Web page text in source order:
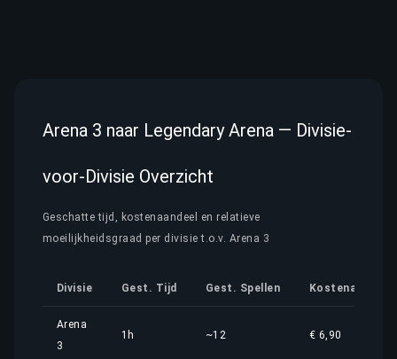
Arena 3 naar Legendary Arena — Divisie-
voor-Divisie Overzicht
Geschatte tijd, kostenaandeel en relatieve
moeilijkheidsgraad per divisie t.o.v. Arena 3
Divisie Gest. Tijd Gest. Spellen Kostenaandeel
Arena
3
1h ~12 € 6,90